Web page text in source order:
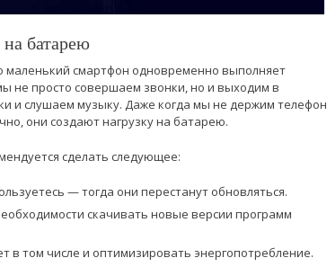
батарею
маленький смартфон одновременно выполняет
не просто совершаем звонки, но и выходим в
и слушаем музыку. Даже когда мы не держим телефон
они создают нагрузку на батарею.
сделать следующее:
— тогда они перестанут обновляться.
скачивать новые версии программ
том числе и оптимизировать энергопотребление.